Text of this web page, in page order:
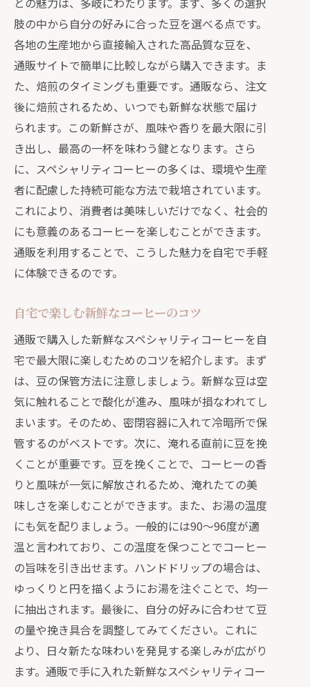
肢の中から自分の好みに合った豆を選べる点です。
各地の生産地から直接輸入された高品質な豆を、
通販サイトで簡単に比較しながら購入できます。ま
た、焙煎のタイミングも重要です。通販なら、注文
後に焙煎されるため、いつでも新鮮な状態で届け
られます。この新鮮さが、風味や香りを最大限に引
き出し、最高の一杯を味わう鍵となります。さら
に、スペシャリティコーヒーの多くは、環境や生産
者に配慮した持続可能な方法で栽培されています。
これにより、消費者は美味しいだけでなく、社会的
にも意義のあるコーヒーを楽しむことができます。
通販を利用することで、こうした魅力を自宅で手軽
に体験できるのです。
自宅で楽しむ新鮮なコーヒーのコツ
通販で購入した新鮮なスペシャリティコーヒーを自
宅で最大限に楽しむためのコツを紹介します。まず
は、豆の保管方法に注意しましょう。新鮮な豆は空
気に触れることで酸化が進み、風味が損なわれてし
まいます。そのため、密閉容器に入れて冷暗所で保
管するのがベストです。次に、淹れる直前に豆を挽
くことが重要です。豆を挽くことで、コーヒーの香
りと風味が一気に解放されるため、淹れたての美
味しさを楽しむことができます。また、お湯の温度
にも気を配りましょう。一般的には90〜96度が適
温と言われており、この温度を保つことでコーヒー
の旨味を引き出せます。ハンドドリップの場合は、
ゆっくりと円を描くようにお湯を注ぐことで、均一
に抽出されます。最後に、自分の好みに合わせて豆
の量や挽き具合を調整してみてください。これに
より、日々新たな味わいを発見する楽しみが広がり
ます。通販で手に入れた新鮮なスペシャリティコー